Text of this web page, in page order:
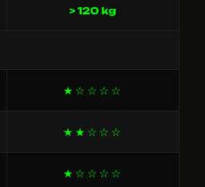
> 120 kg
★☆☆☆☆
★★☆☆☆
★☆☆☆☆